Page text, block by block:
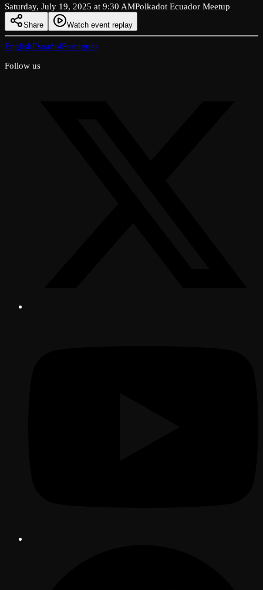
Saturday, July 19, 2025 at 9:30 AMPolkadot Ecuador Meetup
Share Watch event replay
EnglishEspañolPortuguês
Follow us